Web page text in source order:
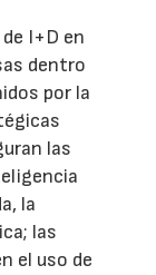
I+D en
dentro
por la
las
la
las
el uso de